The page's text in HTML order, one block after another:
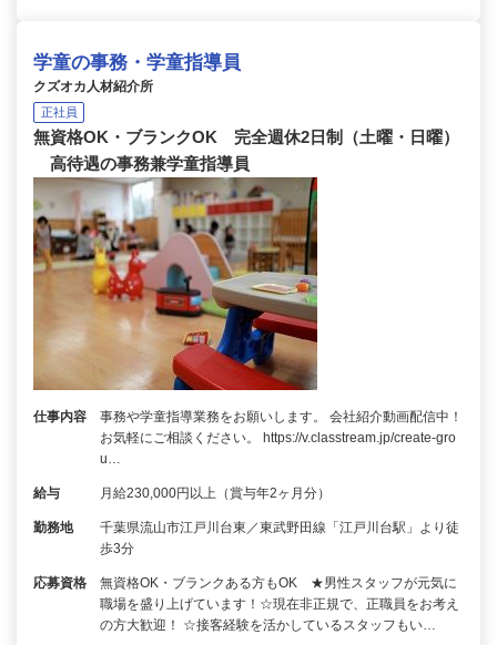
学童の事務・学童指導員
クズオカ人材紹介所
正社員
無資格OK・ブランクOK 完全週休2日制（土曜・日曜）
高待遇の事務兼学童指導員
仕事内容
事務や学童指導業務をお願いします。 会社紹介動画配信中！
お気軽にご相談ください。 https://v.classtream.jp/create-gro
u…
給与 月給230,000円以上（賞与年2ヶ月分）
勤務地
千葉県流山市江戸川台東／東武野田線「江戸川台駅」より徒
歩3分
応募資格
無資格OK・ブランクある方もOK ★男性スタッフが元気に
職場を盛り上げています！☆現在非正規で、正職員をお考え
の方大歓迎！ ☆接客経験を活かしているスタッフもい…